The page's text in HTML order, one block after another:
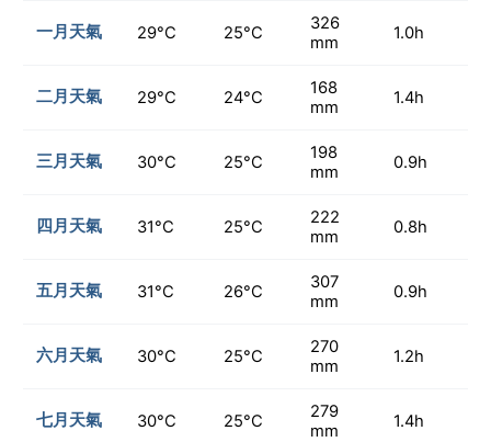
一月天氣 29°C 25°C
326
mm
1.0h
二月天氣 29°C 24°C
168
mm
1.4h
三月天氣 30°C 25°C
198
mm
0.9h
四月天氣 31°C 25°C
222
mm
0.8h
五月天氣 31°C 26°C
307
mm
0.9h
六月天氣 30°C 25°C
270
mm
1.2h
七月天氣 30°C 25°C
279
mm
1.4h